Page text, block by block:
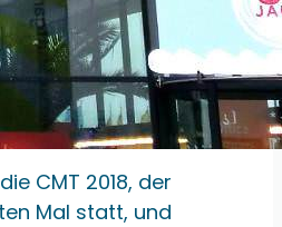
CMT 2018, der
Mal statt, und